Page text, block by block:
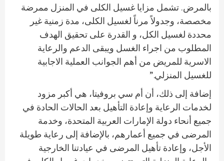
بالمرض. تشمل مزايا غسيل الكلى في المنزل ممرضة
مخصصة، وجدولاً مرناً لغسيل الكلى، مدة زمنية غير
محددة لغسيل الكل، و القدرة على تحقيق الهدف
المطلوب من اجراء الغسل ويبقى الدعم والرعاية
الاسرية للمريض من أهم الجوانب العملية الاجابية
للغسيل المنزلي.”
إضافة إلى ذلك، أن أم سي بروفيتا، هي أكبر مزود
لخدمات الرعاية وإعادة التأهيل بعد الحالات الحادة في
جميع أنحاء دولة الإمارات العربية المتحدة، وخدمة
المرضى في جميع أعمارهم، بالإضافة إلى رعاية طويلة
الأجل، وإعادة تأهيل المرضى في عيادتنا الخارجية